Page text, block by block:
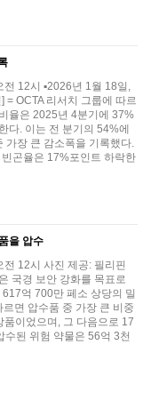
12시 ▪2026년 1월 18일,
= OCTA 리서치 그룹에 따르
율은 2025년 4분기에 37%
다. 이는 전 분기의 54%에
가장 큰 감소폭을 기록했다.
곤율은 17%포인트 하락한
을 압수
12시 사진 제공: 필리핀
국경 보안 강화를 목표로
억 700만 페소 상당의 밀
면 압수품 중 가장 큰 비중
이었으며, 그 다음으로 17
된 위험 약물은 56억 3천